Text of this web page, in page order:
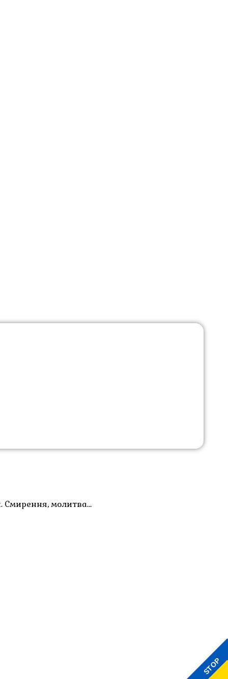
STOP
Смирення, молитва…